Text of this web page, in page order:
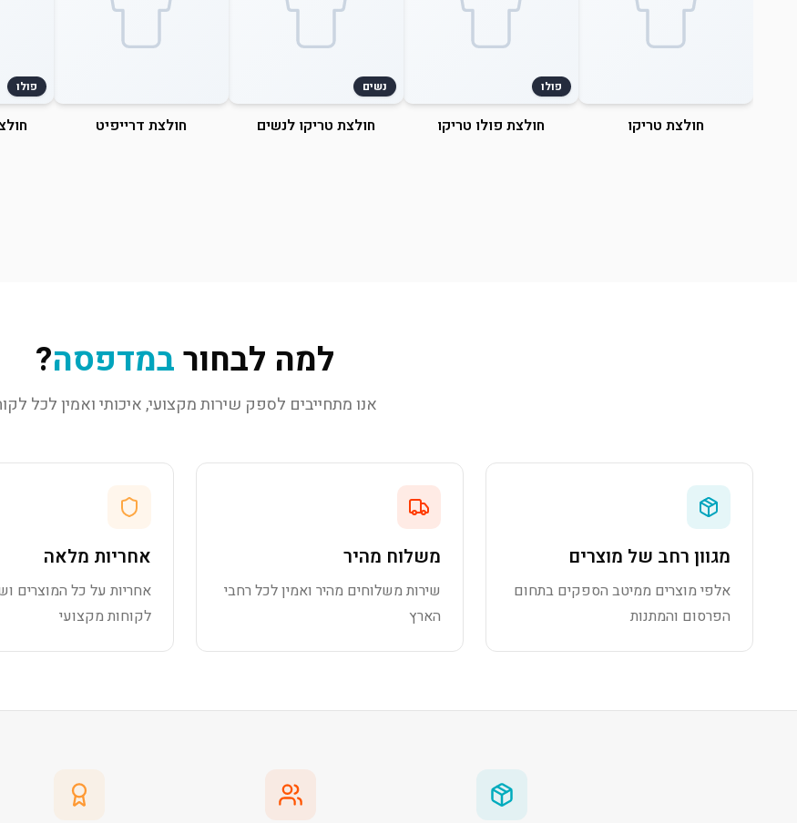
חולצת טריקו
פולו
חולצת פולו טריקו
נשים
חולצת טריקו לנשים חולצת דרייפיט
פולו
למה לבחורבמדפסה?
אנו מתחייבים לספק שירות מקצועי, איכותי ואמין לכל
מגוון רחב של מוצרים
אלפי מוצרים ממיטב הספקים בתחום
הפרסום והמתנות
משלוח מהיר
שירות משלוחים מהיר ואמין לכל רחבי
הארץ
אחריות מלאה
אחריות על כל המוצרים
לקוחות מקצועי